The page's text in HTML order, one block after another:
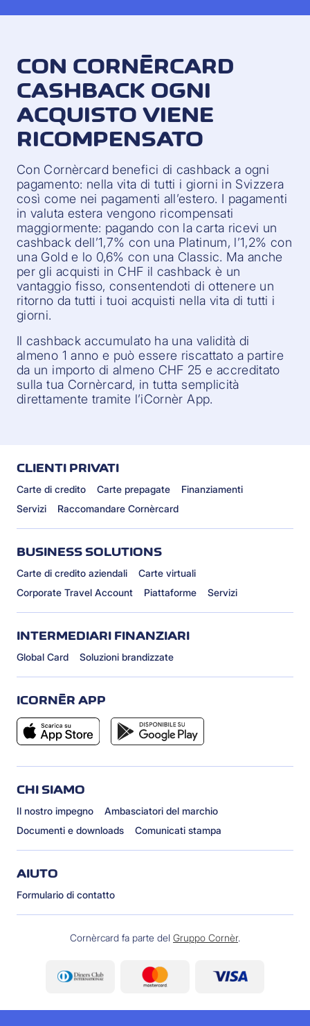
CON CORNÈRCARD
CASHBACK OGNI
ACQUISTO VIENE
RICOMPENSATO
Con Cornèrcard benefici di cashback a ogni
pagamento: nella vita di tutti i giorni in Svizzera
così come nei pagamenti all’estero. I pagamenti
in valuta estera vengono ricompensati
maggiormente: pagando con la carta ricevi un
cashback dell’1,7% con una Platinum, l’1,2% con
una Gold e lo 0,6% con una Classic. Ma anche
per gli acquisti in CHF il cashback è un
vantaggio fisso, consentendoti di ottenere un
ritorno da tutti i tuoi acquisti nella vita di tutti i
giorni.
Il cashback accumulato ha una validità di
almeno 1 anno e può essere riscattato a partire
da un importo di almeno CHF 25 e accreditato
sulla tua Cornèrcard, in tutta semplicità
direttamente tramite l’iCornèr App.
CLIENTI PRIVATI
Carte di credito Carte prepagate
Finanziamenti
Servizi
Raccomandare Cornèrcard
BUSINESS SOLUTIONS
Carte di credito aziendali
Carte virtuali
Corporate Travel Account
Piattaforme Servizi
INTERMEDIARI FINANZIARI
Global Card Soluzioni brandizzate
ICORNÈR APP
CHI SIAMO
Il nostro impegno
Ambasciatori del marchio
Documenti e downloads
Comunicati stampa
AIUTO
Formulario di contatto
Cornèrcard fa parte del Gruppo Cornèr.